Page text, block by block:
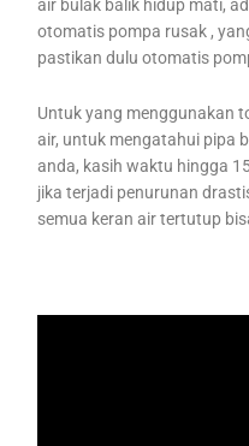
air bulak balik hidup mati,
otomatis pompa rusak ,
pastikan dulu otomatis
Untuk yang menggunakan
air, untuk mengatahui pipa
anda, kasih waktu hingga
jika terjadi penurunan
semua keran air tertutup